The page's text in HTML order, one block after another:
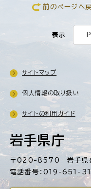
前のページへ
表示
岩手県庁
〒020-8570 岩手県
電話番号：019-651-
サイトマップ
個人情報の取り扱い
サイトの利用ガイド